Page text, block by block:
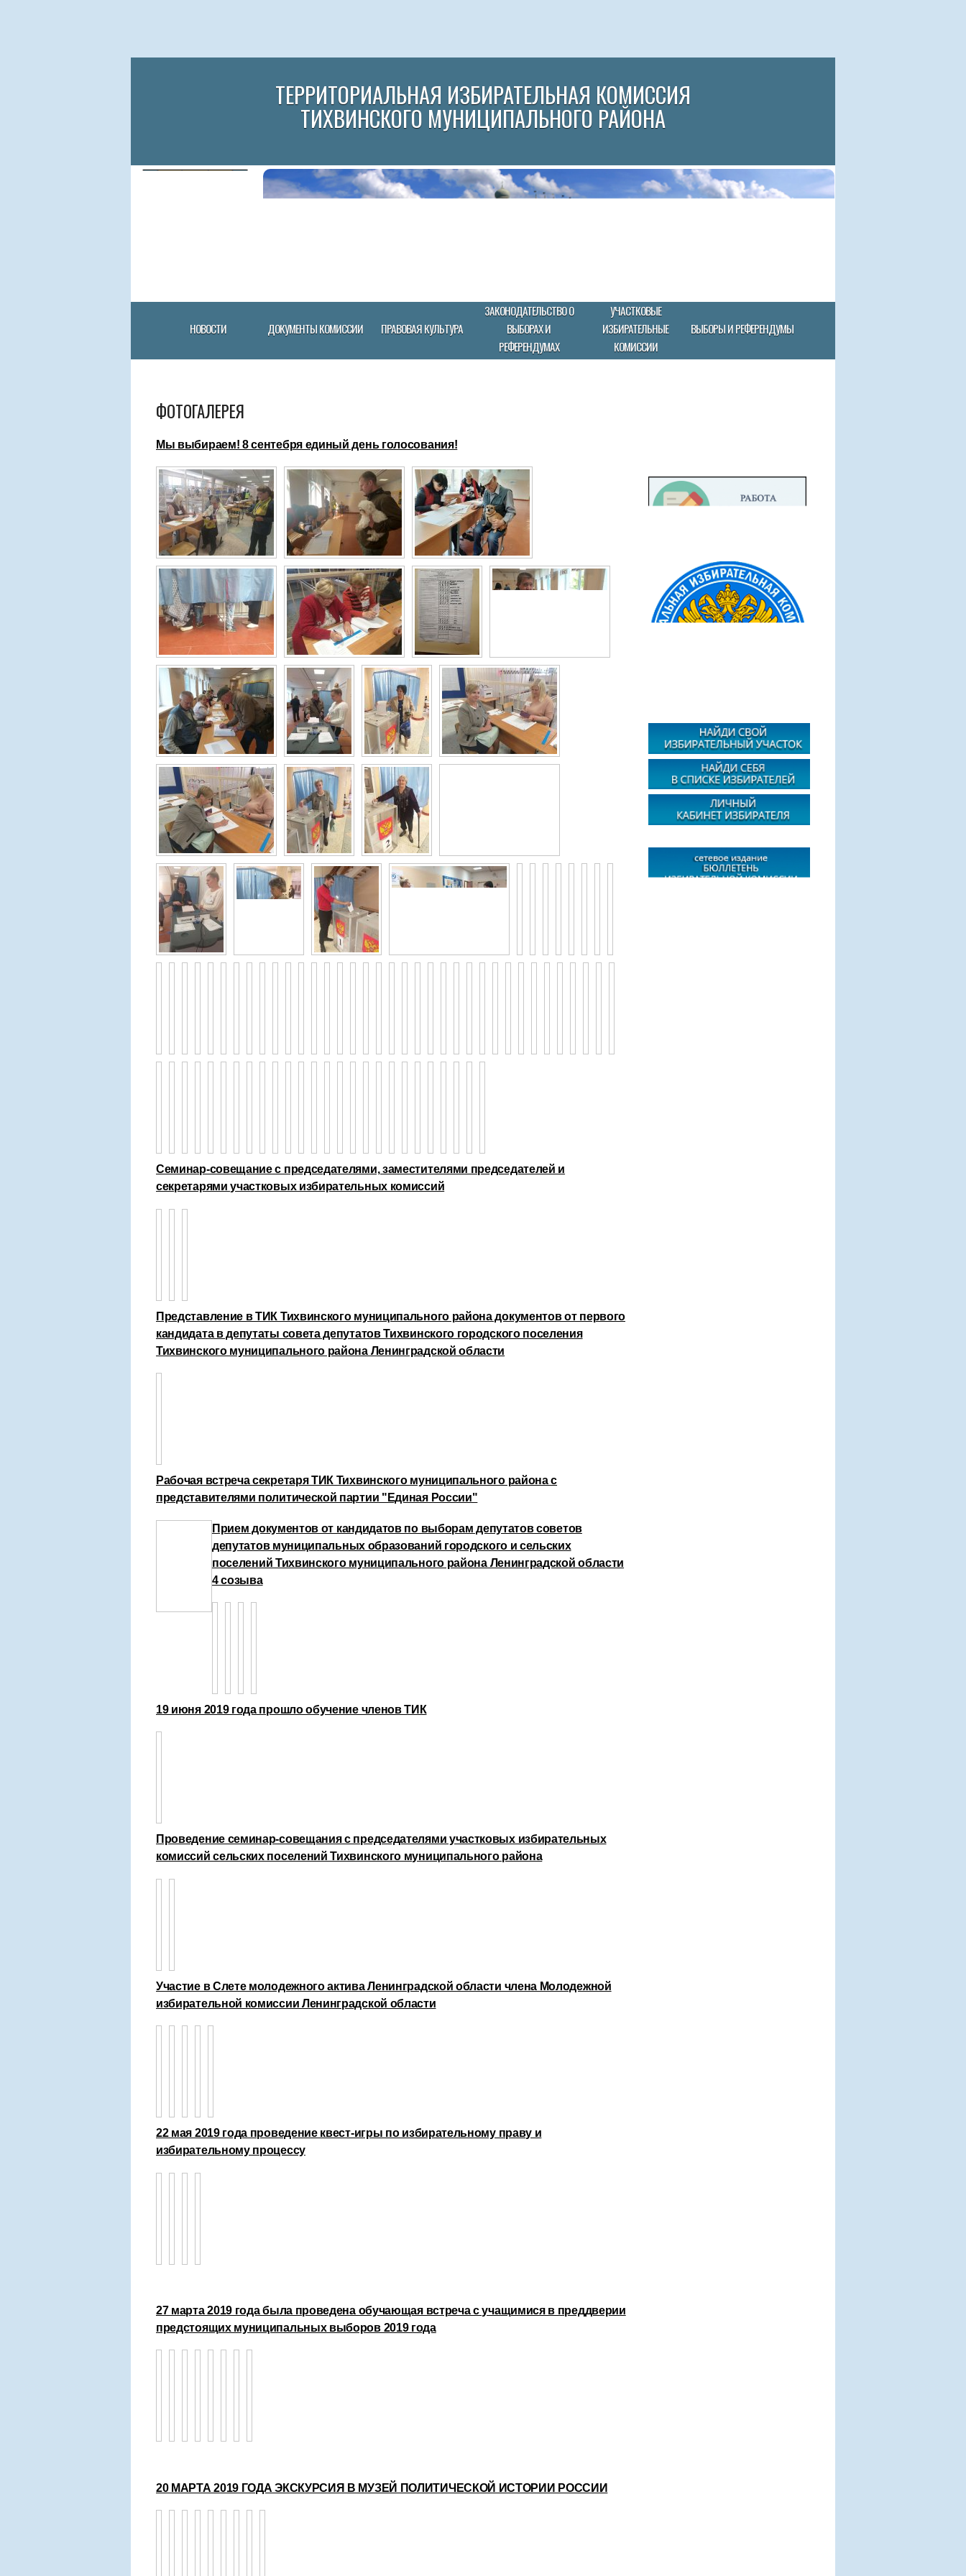
ТЕРРИТОРИАЛЬНАЯ ИЗБИРАТЕЛЬНАЯ КОМИССИЯ
ТИХВИНСКОГО МУНИЦИПАЛЬНОГО РАЙОНА
НОВОСТИ ДОКУМЕНТЫ КОМИССИИ ПРАВОВАЯ КУЛЬТУРА
ЗАКОНОДАТЕЛЬСТВО О
ВЫБОРАХ И
РЕФЕРЕНДУМАХ
УЧАСТКОВЫЕ
ИЗБИРАТЕЛЬНЫЕ
КОМИССИИ
ВЫБОРЫ И РЕФЕРЕНДУМЫ
ФОТОГАЛЕРЕЯ
Мы выбираем! 8 сентебря единый день голосования!
Семинар-совещание с председателями, заместителями председателей и
секретарями участковых избирательных комиссий
Представление в ТИК Тихвинского муниципального района документов от первого
кандидата в депутаты совета депутатов Тихвинского городского поселения
Тихвинского муниципального района Ленинградской области
Рабочая встреча секретаря ТИК Тихвинского муниципального района с
представителями политической партии "Единая России"
Прием документов от кандидатов по выборам депутатов советов
депутатов муниципальных образований городского и сельских
поселений Тихвинского муниципального района Ленинградской области
4 созыва
19 июня 2019 года прошло обучение членов ТИК
Проведение семинар-совещания с председателями участковых избирательных
комиссий сельских поселений Тихвинского муниципального района
Участие в Слете молодежного актива Ленинградской области члена Молодежной
избирательной комиссии Ленинградской области
22 мая 2019 года проведение квест-игры по избирательному праву и
избирательному процессу
27 марта 2019 года была проведена обучающая встреча с учащимися в преддверии
предстоящих муниципальных выборов 2019 года
20 МАРТА 2019 ГОДА ЭКСКУРСИЯ В МУЗЕЙ ПОЛИТИЧЕСКОЙ ИСТОРИИ РОССИИ